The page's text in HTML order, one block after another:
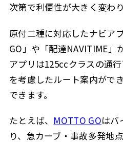
次第で利便性が大きく変わり
原付二種に対応したナビア
GO」や「配達NAVITIME」
アプリは125ccクラスの通
を考慮したルート案内がで
できます。
たとえば、 MOTTO GOはバ
り、急カーブ・事故多発地